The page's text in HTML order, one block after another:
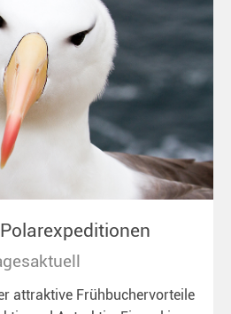
attraktive Frühbuchervorteile